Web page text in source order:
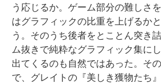
う応じるか。ゲーム部分の難しさ
はグラフィックの比重を上げるか
う。そのうち後者をとことん突き
ム抜きで純粋なグラフィック集に
出てくるのも自然ではあった。そ
で、グレイトの『美しき獲物たち